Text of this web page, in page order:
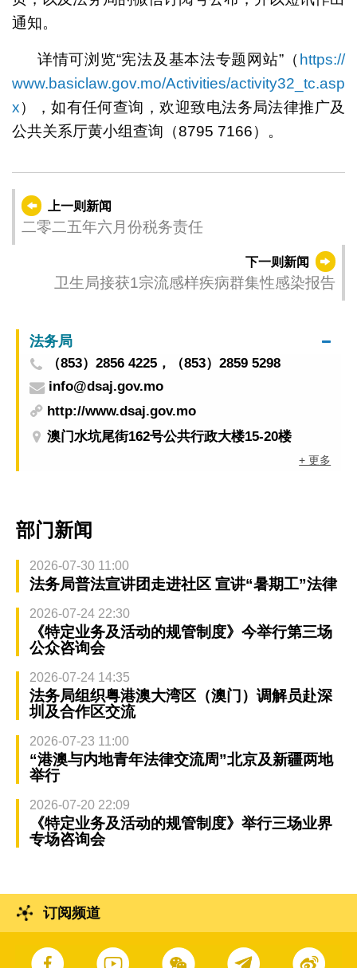
通知。
详情可浏览“宪法及基本法专题网站”（ https://
www.basiclaw.gov.mo/Activities/activity32_tc.asp
x），如有任何查询，欢迎致电法务局法律推广及
公共关系厅黄小组查询（8795 7166）。
上一则新闻
二零二五年六月份税务责任
下一则新闻
卫生局接获1宗流感样疾病群集性感染报告
法务局
（853）2856 4225，（853）2859 5298
info@dsaj.gov.mo
http://www.dsaj.gov.mo
澳门水坑尾街162号公共行政大楼15-20楼
+ 更多
部门新闻
2026-07-30 11:00
法务局普法宣讲团走进社区 宣讲“暑期工”法律
2026-07-24 22:30
《特定业务及活动的规管制度》今举行第三场
公众咨询会
2026-07-24 14:35
法务局组织粤港澳大湾区（澳门）调解员赴深
圳及合作区交流
2026-07-23 11:00
“港澳与内地青年法律交流周”北京及新疆两地
举行
2026-07-20 22:09
《特定业务及活动的规管制度》举行三场业界
专场咨询会
订阅频道